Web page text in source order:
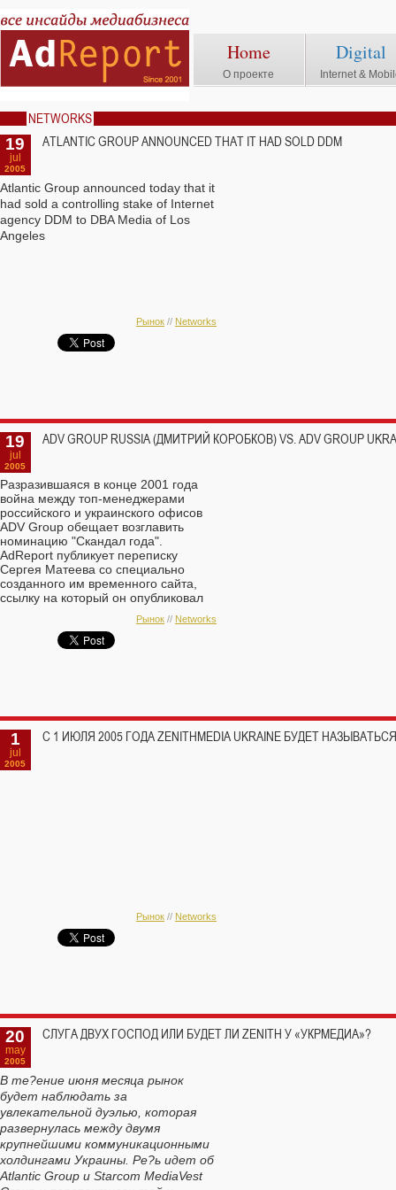
Home
О проекте
Digital
Internet &
NETWORKS
19
jul
2005
ATLANTIC GROUP ANNOUNCED THAT IT HAD SOLD DDM
Atlantic Group announced today that it
had sold a controlling stake of Internet
agency DDM to DBA Media of Los
Angeles
Рынок // Networks
19
jul
2005
ADV GROUP RUSSIA (ДМИТРИЙ КОРОБКОВ) VS. ADV GROUP
Разразившаяся в конце 2001 года
война между топ-менеджерами
российского и украинского офисов
ADV Group обещает возглавить
номинацию "Скандал года".
AdReport публикует переписку
Сергея Матеева со специально
созданного им временного сайта,
ссылку на который он опубликовал
Рынок // Networks
1
jul
2005
С 1 ИЮЛЯ 2005 ГОДА ZENITHMEDIA UKRAINE БУДЕТ
Рынок // Networks
20
may
2005
СЛУГА ДВУХ ГОСПОД ИЛИ БУДЕТ ЛИ ZENITH У «УКРМЕДИА»?
В те?ение июня месяца рынок
будет наблюдать за
увлекательной дуэлью, которая
развернулась между двумя
крупнейшими коммуникационными
холдингами Украины. Ре?ь идет об
Atlantic Group и Starcom MediaVest